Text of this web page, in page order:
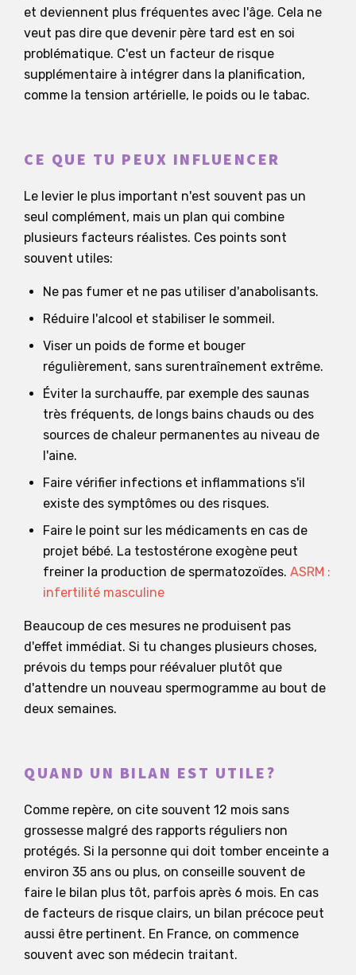
et deviennent plus fréquentes avec l'âge. Cela ne
veut pas dire que devenir père tard est en soi
problématique. C'est un facteur de risque
supplémentaire à intégrer dans la planification,
comme la tension artérielle, le poids ou le tabac.
CE QUE TU PEUX INFLUENCER
Le levier le plus important n'est souvent pas un
seul complément, mais un plan qui combine
plusieurs facteurs réalistes. Ces points sont
souvent utiles:
Ne pas fumer et ne pas utiliser d'anabolisants.
Réduire l'alcool et stabiliser le sommeil.
Viser un poids de forme et bouger
régulièrement, sans surentraînement extrême.
Éviter la surchauffe, par exemple des saunas
très fréquents, de longs bains chauds ou des
sources de chaleur permanentes au niveau de
l'aine.
Faire vérifier infections et inflammations s'il
existe des symptômes ou des risques.
Faire le point sur les médicaments en cas de
projet bébé. La testostérone exogène peut
freiner la production de spermatozoïdes. ASRM :
infertilité masculine
Beaucoup de ces mesures ne produisent pas
d'effet immédiat. Si tu changes plusieurs choses,
prévois du temps pour réévaluer plutôt que
d'attendre un nouveau spermogramme au bout de
deux semaines.
QUAND UN BILAN EST UTILE?
Comme repère, on cite souvent 12 mois sans
grossesse malgré des rapports réguliers non
protégés. Si la personne qui doit tomber enceinte a
environ 35 ans ou plus, on conseille souvent de
faire le bilan plus tôt, parfois après 6 mois. En cas
de facteurs de risque clairs, un bilan précoce peut
aussi être pertinent. En France, on commence
souvent avec son médecin traitant.